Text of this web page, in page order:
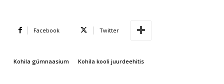
Facebook Twitter
Kohila gümnaasium Kohila kooli juurdeehitis